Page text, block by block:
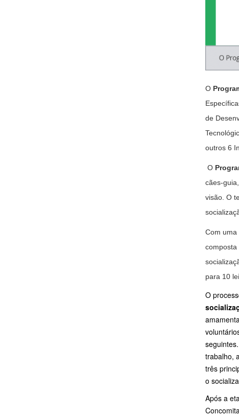
O
de
outros 6
O
cães-
visão. O
Com uma
composta
para 10
O
trabalho,
três
o
Após a